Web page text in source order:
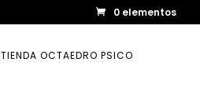
0 elementos
TIENDA OCTAEDRO PSICO